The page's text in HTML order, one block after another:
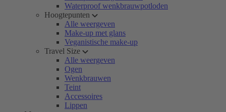
Waterproof wenkbrauwpotloden
Hoogtepunten
Alle weergeven
Make-up met glans
Veganistische make-up
Travel Size
Alle weergeven
Ogen
Wenkbrauwen
Teint
Accessoires
Lippen